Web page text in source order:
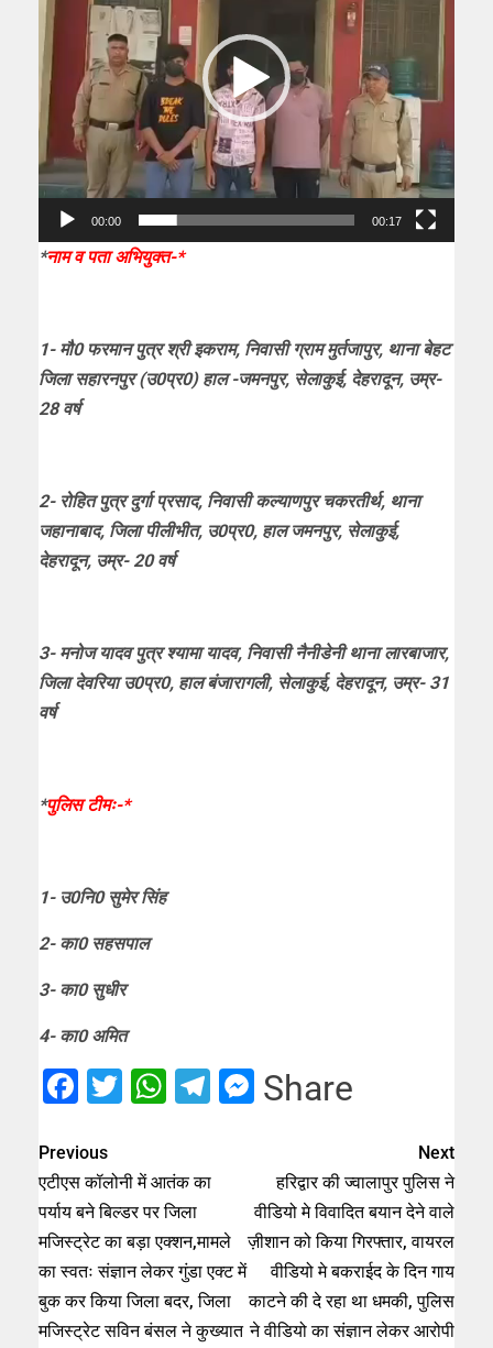
00:00 00:17
*नाम व पता अभियुक्त-*
1- मौ0 फरमान पुत्र श्री इकराम, निवासी ग्राम मुर्तजापुर, थाना बेहट
जिला सहारनपुर (उ0प्र0) हाल -जमनपुर, सेलाकुई, देहरादून, उम्र-
28 वर्ष
2- रोहित पुत्र दुर्गा प्रसाद, निवासी कल्याणपुर चकरतीर्थ, थाना
जहानाबाद, जिला पीलीभीत, उ0प्र0, हाल जमनपुर, सेलाकुई,
देहरादून, उम्र- 20 वर्ष
3- मनोज यादव पुत्र श्यामा यादव, निवासी नैनीडेनी थाना लारबाजार,
जिला देवरिया उ0प्र0, हाल बंजारागली, सेलाकुई, देहरादून, उम्र- 31
वर्ष
*पुलिस टीमः-*
1- उ0नि0 सुमेर सिंह
2- का0 सहसपाल
3- का0 सुधीर
4- का0 अमित
Facebook
Twitter
WhatsApp
Telegram
Messenger
Share
Previous
एटीएस कॉलोनी में आतंक का
पर्याय बने बिल्डर पर जिला
मजिस्ट्रेट का बड़ा एक्शन,मामले
का स्वतः संज्ञान लेकर गुंडा एक्ट में
बुक कर किया जिला बदर, जिला
मजिस्ट्रेट सविन बंसल ने कुख्यात
Next
हरिद्वार की ज्वालापुर पुलिस ने
वीडियो मे विवादित बयान देने वाले
ज़ीशान को किया गिरफ्तार, वायरल
वीडियो मे बकराईद के दिन गाय
काटने की दे रहा था धमकी, पुलिस
ने वीडियो का संज्ञान लेकर आरोपी